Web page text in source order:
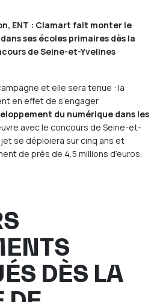
ENT : Clamart fait monter le
ses écoles primaires dès la
de Seine-et-Yvelines
et elle sera tenue : la
en effet de s’engager
du numérique dans les
avec le concours de Seine-et-
se déploiera sur cinq ans et
de près de 4,5 millions d’euros.
DÈS LA